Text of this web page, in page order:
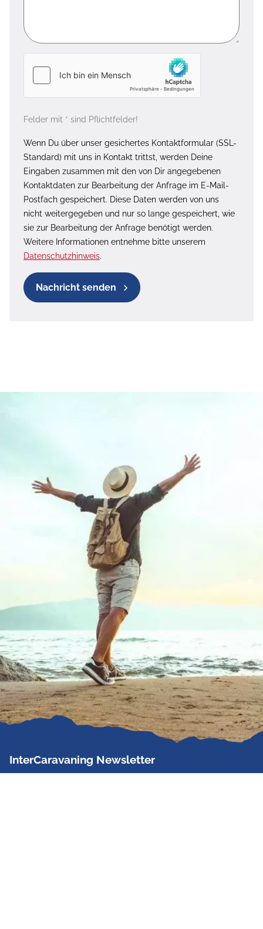
Felder mit * sind Pflichtfelder!
Wenn Du über unser gesichertes Kontaktformular (SSL-
Standard) mit uns in Kontakt trittst, werden Deine
Eingaben zusammen mit den von Dir angegebenen
Kontaktdaten zur Bearbeitung der Anfrage im E-Mail-
Postfach gespeichert. Diese Daten werden von uns
nicht weitergegeben und nur so lange gespeichert, wie
sie zur Bearbeitung der Anfrage benötigt werden.
Weitere Informationen entnehme bitte unserem
Datenschutzhinweis.
Nachricht senden
InterCaravaning Newsletter